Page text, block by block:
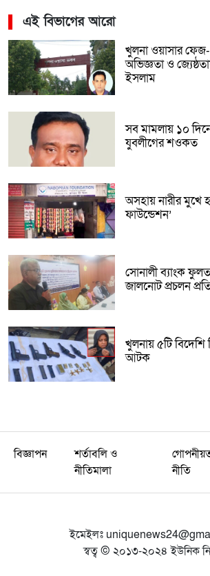
এই বিভাগের আরো
খুলনা ওয়াসার
অভিজ্ঞতা ও
ইসলাম
সব মামলায় ১০
যুবলীগের শওকত
অসহায় নারীর মুখে
ফাউন্ডেশন’
সোনালী ব্যাংক
জালনোট প্রচলন
খুলনায় ৫টি বিদেশি
আটক
বিজ্ঞাপন
শর্তাবলি ও
নীতিমালা
নীতি
ইমেইলঃ
স্বত্ব © ২০১৩-২০২৪ ইউনিক